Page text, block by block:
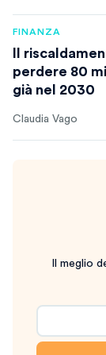
FINANZA
Il
perdere 80
già nel 2030
Claudia Vago
Il meglio